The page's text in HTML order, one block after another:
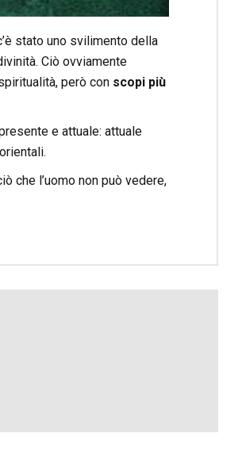
stato uno svilimento della
Ciò ovviamente
però con scopi più
e attuale: attuale
che l’uomo non può vedere,